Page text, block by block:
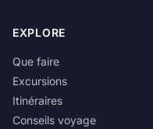
EXPLORE
Que faire
Excursions
Itinéraires
Conseils voyage